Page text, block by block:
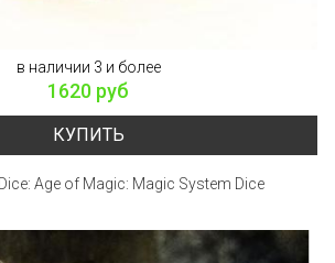
в наличии 3 и более
1620 руб
КУПИТЬ
Age of Magic: Magic System Dice